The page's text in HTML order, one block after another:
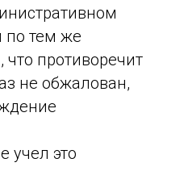
по тем же
что противоречит
не обжалован,
учел это